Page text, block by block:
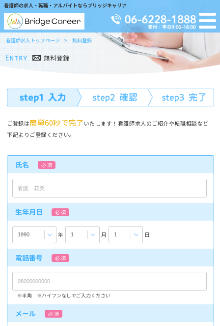
看護師の求人・転職・アルバイトならブリッジキャリア
看護師求人トップページ 無料登録
無料登録
ご登録は簡単60秒で完了いたします！看護師求人のご紹介や転職相談など
下記よりご登録ください。
氏名 必 須
生年月日 必 須
年 月 日
電話番号 必 須
※半角 ※ハイフンなしでご入力ください
メール 必 須